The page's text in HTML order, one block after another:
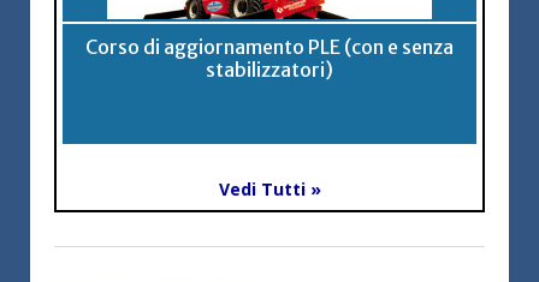
Corso di aggiornamento PLE (con e senza
stabilizzatori)
Vedi Tutti »